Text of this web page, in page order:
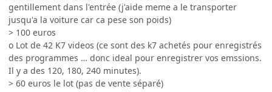
gentillement dans l'entrée (j'aide meme a le transporter
jusqu'a la voiture car ca pese son poids)
> 100 euros
o Lot de 42 K7 videos (ce sont des k7 achetés pour enregistrés
des programmes … donc ideal pour enregistrer vos emssions.
Il y a des 120, 180, 240 minutes).
> 60 euros le lot (pas de vente séparé)